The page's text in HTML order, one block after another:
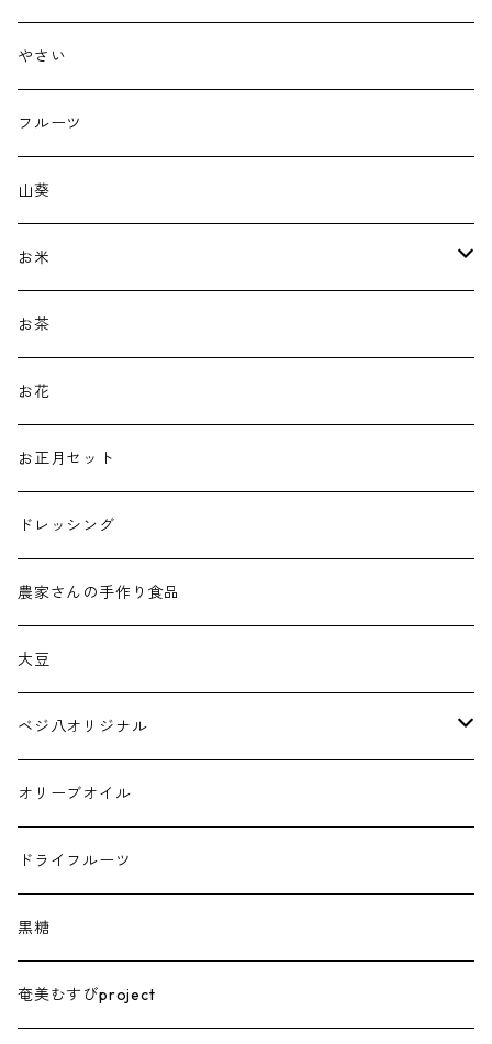
やさい
フルーツ
山葵
お米
新米
古代米
白米
お茶
お花
お正月セット
ドレッシング
農家さんの手作り食品
大豆
ベジ八オリジナル
トマトジュース
オリーブオイル
ドライフルーツ
黒糖
奄美むすびproject